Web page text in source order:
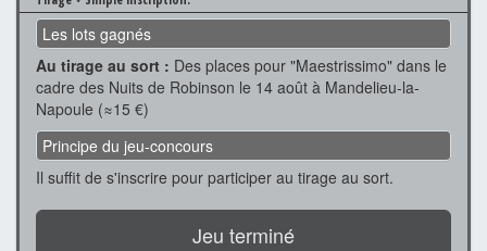
Les lots gagnés
Au tirage au sort : Des places pour "Maestrissimo" dans le
cadre des Nuits de Robinson le 14 août à Mandelieu-la-
Napoule (≈15 €)
Principe du jeu-concours
Il suffit de s'inscrire pour participer au tirage au sort.
Jeu terminé